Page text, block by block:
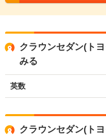
クラウンセダン(ト
みる
英数
クラウンセダン(ト